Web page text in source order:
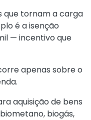
que tornam a carga
é a isenção
— incentivo que
apenas sobre o
aquisição de bens
biogás,